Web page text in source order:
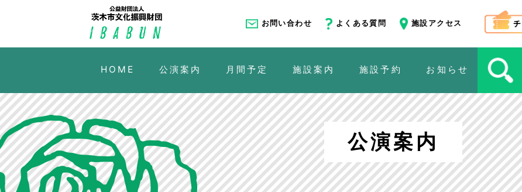
お問い合わせ よくある質問 施設アクセス
HOME 公演案内 月間予定 施設案内 施設予約 お知らせ
公演案内